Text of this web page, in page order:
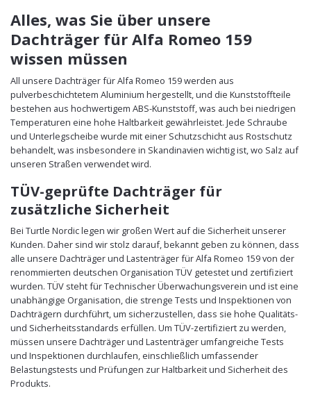
Alles, was Sie über unsere
Dachträger für Alfa Romeo 159
wissen müssen
All unsere Dachträger für Alfa Romeo 159 werden aus
pulverbeschichtetem Aluminium hergestellt, und die Kunststoffteile
bestehen aus hochwertigem ABS-Kunststoff, was auch bei niedrigen
Temperaturen eine hohe Haltbarkeit gewährleistet. Jede Schraube
und Unterlegscheibe wurde mit einer Schutzschicht aus Rostschutz
behandelt, was insbesondere in Skandinavien wichtig ist, wo Salz auf
unseren Straßen verwendet wird.
TÜV-geprüfte Dachträger für
zusätzliche Sicherheit
Bei Turtle Nordic legen wir großen Wert auf die Sicherheit unserer
Kunden. Daher sind wir stolz darauf, bekannt geben zu können, dass
alle unsere Dachträger und Lastenträger für Alfa Romeo 159 von der
renommierten deutschen Organisation TÜV getestet und zertifiziert
wurden. TÜV steht für Technischer Überwachungsverein und ist eine
unabhängige Organisation, die strenge Tests und Inspektionen von
Dachträgern durchführt, um sicherzustellen, dass sie hohe Qualitäts-
und Sicherheitsstandards erfüllen. Um TÜV-zertifiziert zu werden,
müssen unsere Dachträger und Lastenträger umfangreiche Tests
und Inspektionen durchlaufen, einschließlich umfassender
Belastungstests und Prüfungen zur Haltbarkeit und Sicherheit des
Produkts.